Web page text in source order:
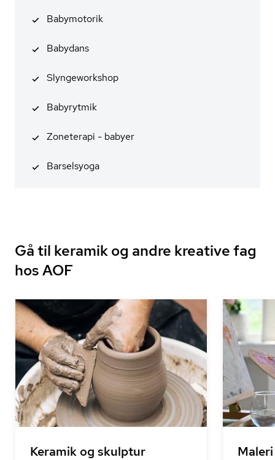
Babymotorik
Babydans
Slyngeworkshop
Babyrytmik
Zoneterapi - babyer
Barselsyoga
Gå til keramik og andre kreative fag
hos AOF
Keramik og skulptur Maleri